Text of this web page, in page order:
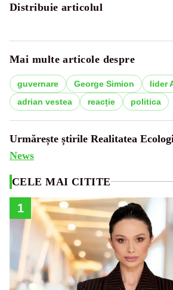
Distribuie articolul
Mai multe articole despre
guvernare George Simion
lider
adrian vestea
reacție politica
Urmărește știrile Realitatea
News
CELE MAI CITITE
1